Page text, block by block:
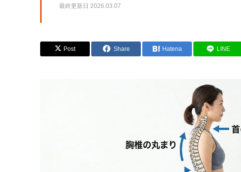
最終更新日 2026.03.07
Post Share Hatena LINE